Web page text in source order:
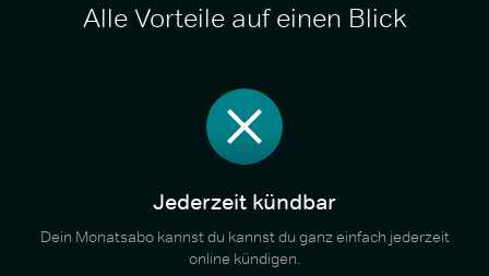
Alle Vorteile auf einen Blick
Jederzeit kündbar
Dein Monatsabo kannst du kannst du ganz einfach jederzeit
online kündigen.